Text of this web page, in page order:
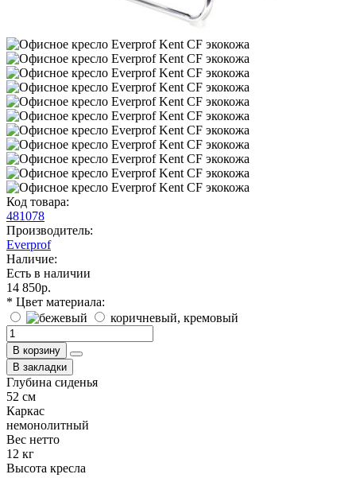
Код товара:
481078
Производитель:
Everprof
Наличие:
Есть в наличии
14 850р.
* Цвет материала:
коричневый, кремовый
В корзину
В закладки
Глубина сиденья
52 см
Каркас
немонолитный
Вес нетто
12 кг
Высота кресла